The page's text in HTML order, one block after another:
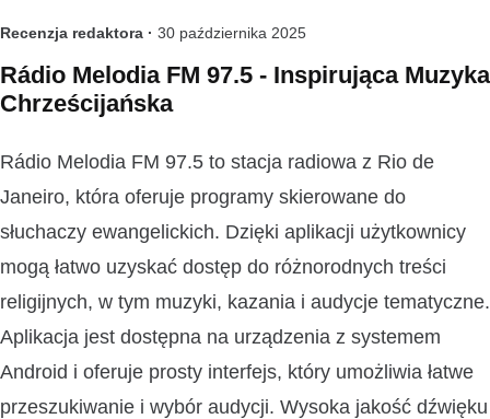
Recenzja redaktora · 30 października 2025
Rádio Melodia FM 97.5 - Inspirująca Muzyka
Chrześcijańska
Rádio Melodia FM 97.5 to stacja radiowa z Rio de
Janeiro, która oferuje programy skierowane do
słuchaczy ewangelickich. Dzięki aplikacji użytkownicy
mogą łatwo uzyskać dostęp do różnorodnych treści
religijnych, w tym muzyki, kazania i audycje tematyczne.
Aplikacja jest dostępna na urządzenia z systemem
Android i oferuje prosty interfejs, który umożliwia łatwe
przeszukiwanie i wybór audycji. Wysoka jakość dźwięku